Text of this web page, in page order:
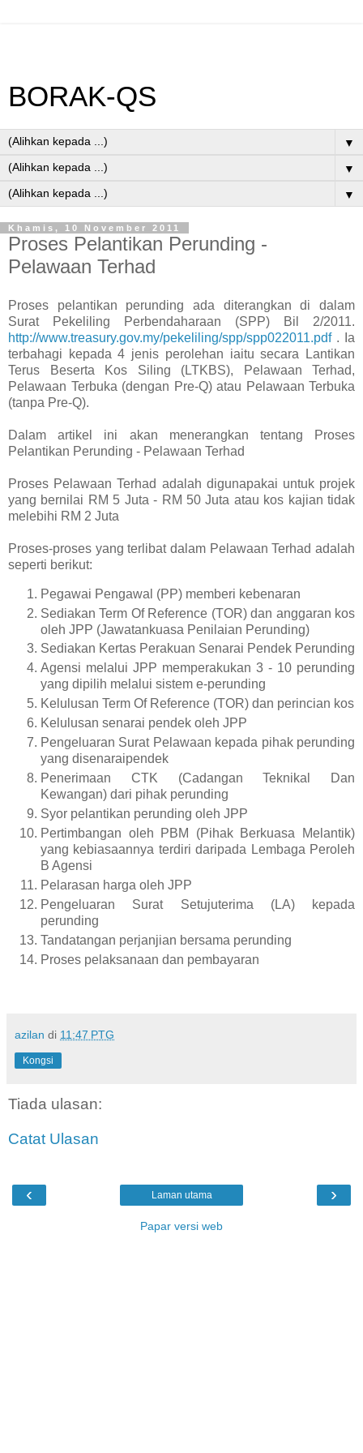
BORAK-QS
▼
▼
▼
Khamis, 10 November 2011
Proses Pelantikan Perunding -
Pelawaan Terhad
Proses pelantikan perunding ada diterangkan di dalam
Surat Pekeliling Perbendaharaan (SPP) Bil 2/2011.
http://www.treasury.gov.my/pekeliling/spp/spp022011.pdf. Ia
terbahagi kepada 4 jenis perolehan iaitu secara Lantikan
Terus Beserta Kos Siling (LTKBS), Pelawaan Terhad,
Pelawaan Terbuka (dengan Pre-Q) atau Pelawaan Terbuka
(tanpa Pre-Q).
Dalam artikel ini akan menerangkan tentang Proses
Pelantikan Perunding - Pelawaan Terhad
Proses Pelawaan Terhad adalah digunapakai untuk projek
yang bernilai RM 5 Juta - RM 50 Juta atau kos kajian tidak
melebihi RM 2 Juta
Proses-proses yang terlibat dalam Pelawaan Terhad adalah
seperti berikut:
Pegawai Pengawal (PP) memberi kebenaran
Sediakan Term Of Reference (TOR) dan anggaran kos
oleh JPP (Jawatankuasa Penilaian Perunding)
Sediakan Kertas Perakuan Senarai Pendek Perunding
Agensi melalui JPP memperakukan 3 - 10 perunding
yang dipilih melalui sistem e-perunding
Kelulusan Term Of Reference (TOR) dan perincian kos
Kelulusan senarai pendek oleh JPP
Pengeluaran Surat Pelawaan kepada pihak perunding
yang disenaraipendek
Penerimaan CTK (Cadangan Teknikal Dan
Kewangan) dari pihak perunding
Syor pelantikan perunding oleh JPP
Pertimbangan oleh PBM (Pihak Berkuasa Melantik)
yang kebiasaannya terdiri daripada Lembaga Peroleh
B Agensi
Pelarasan harga oleh JPP
Pengeluaran Surat Setujuterima (LA) kepada
perunding
Tandatangan perjanjian bersama perunding
Proses pelaksanaan dan pembayaran
azilan di 11:47 PTG
Kongsi
Tiada ulasan:
Catat Ulasan
‹ ›
Laman utama
Papar versi web